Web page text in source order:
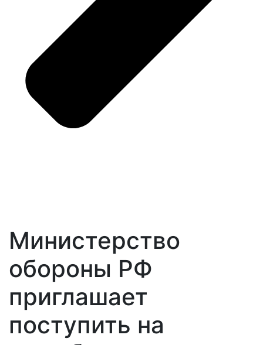
Министерство
обороны РФ
приглашает
поступить на